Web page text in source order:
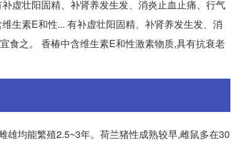
虚壮阳固精、补肾养发生发、消炎止血止痛、行气
生素E和性... 有补虚壮阳固精、补肾养发生发、消
食之。 香椿中含维生素E和性激素物质,具有抗衰老
雄均能繁殖2.5~3年。荷兰猪性成熟较早,雌鼠多在30